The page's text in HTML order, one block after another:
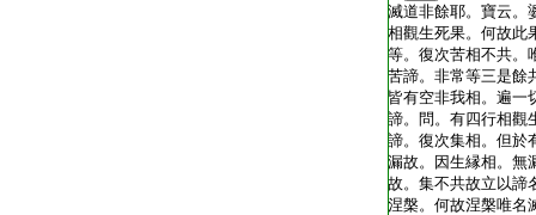
滅道非餘耶。寶云。
相觀生死果。何故此
等。復次苦相不共。
苦諦。非常等三是餘
皆有空非我相。遍一
諦。問。有四行相觀
諦。復次集相。但於
漏故。因生縁相。無
故。集不共故立以諦
涅槃。何故涅槃唯名